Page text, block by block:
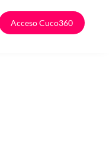
Acceso Cuco360